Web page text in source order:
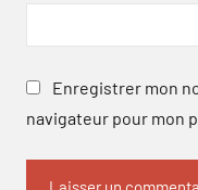
Enregistrer mon
navigateur pour mon